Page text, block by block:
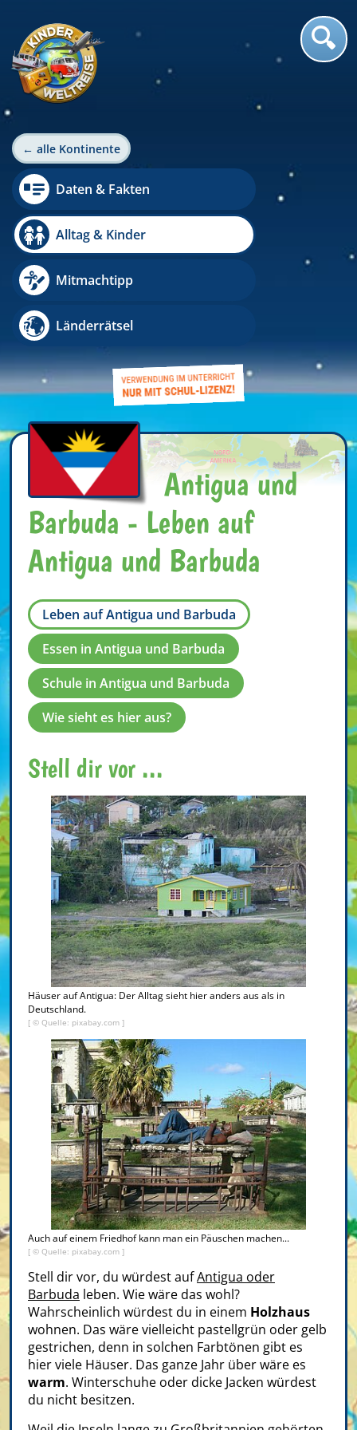
← alle Kontinente
Daten & Fakten
Alltag & Kinder
Mitmachtipp
Länderrätsel
Antigua und
Barbuda - Leben auf
Antigua und Barbuda
Leben auf Antigua und Barbuda
Essen in Antigua und Barbuda
Schule in Antigua und Barbuda
Wie sieht es hier aus?
Stell dir vor ...
Häuser auf Antigua: Der Alltag sieht hier anders aus als in
Deutschland.
[ © Quelle: pixabay.com ]
Auch auf einem Friedhof kann man ein Päuschen machen...
[ © Quelle: pixabay.com ]
Stell dir vor, du würdest aufAntigua oder
Barbuda leben. Wie wäre das wohl?
Wahrscheinlich würdest du in einem Holzhaus
wohnen. Das wäre vielleicht pastellgrün oder gelb
gestrichen, denn in solchen Farbtönen gibt es
hier viele Häuser. Das ganze Jahr über wäre es
warm. Winterschuhe oder dicke Jacken würdest
du nicht besitzen.